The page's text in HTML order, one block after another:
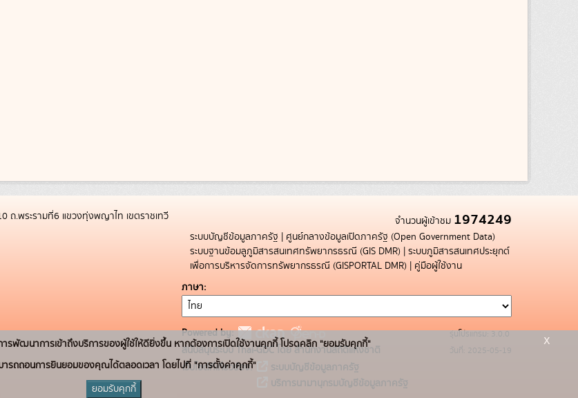
ถ.พระรามที่6 แขวงทุ่งพญาไท เขตราชเทวี
จำนวนผู้เข้าชม 1974249
ระบบบัญชีข้อมูลภาครัฐ | ศูนย์กลางข้อมูลเปิดภาครัฐ (Open Government Data)
ระบบฐานข้อมลูภูมิสารสนเทศทรัพยากรธรณี (GIS DMR) | ระบบภูมิสารสนเทศประยุกต์
เพื่อการบริหารจัดการทรัพยากรธรณี (GISPORTAL DMR) | คู่มือผู้ใช้งาน
ภาษา
Powered by:
สนับสนุนระบบ Thai-GDC โดย สำนักงานสถิติแห่งชาติ
เว็บไซต์ที่เกี่ยวข้อง:
ระบบบัญชีข้อมูลภาครัฐ
บริการนามานุกรมบัญชีข้อมูลภาครัฐ
รุ่นโปรแกรม: 3.0.0
วันที่: 2025-05-19
ารพัฒนาการเข้าถึงบริการของผู้ใช้ให้ดียิ่งขึ้น หากต้องการเปิดใช้งานคุกกี้ โปรดคลิก "ยอมรับคุกกี้"
รถถอนการยินยอมของคุณได้ตลอดเวลา โดยไปที่ "การตั้งค่าคุกกี้"
ยอมรับคุกกี้
x